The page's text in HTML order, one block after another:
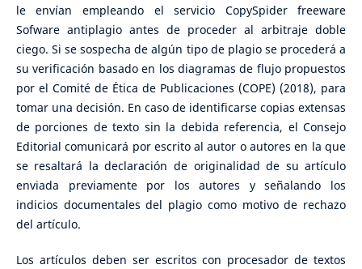
le envían empleando el servicio CopySpider freeware
Sofware antiplagio antes de proceder al arbitraje doble
ciego. Si se sospecha de algún tipo de plagio se procederá a
su verificación basado en los diagramas de flujo propuestos
por el Comité de Ética de Publicaciones (COPE) (2018), para
tomar una decisión. En caso de identificarse copias extensas
de porciones de texto sin la debida referencia, el Consejo
Editorial comunicará por escrito al autor o autores en la que
se resaltará la declaración de originalidad de su artículo
enviada previamente por los autores y señalando los
indicios documentales del plagio como motivo de rechazo
del artículo.
Los artículos deben ser escritos con procesador de textos